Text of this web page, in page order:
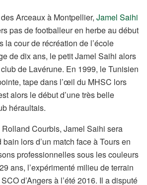
Arceaux à Montpellier, Jamel Saihi
pas de footballeur en herbe au début
la cour de récréation de l’école
de dix ans, le petit Jamel Saihi alors
de Lavérune. En 1999, le Tunisien
tape dans l’œil du MHSC lors
alors le début d’une très belle
héraultais.
Courbis, Jamel Saihi sera
lors d’un match face à Tours en
professionnelles sous les couleurs
ans, l’expérimenté milieu de terrain
d’Angers à l’été 2016. Il a disputé